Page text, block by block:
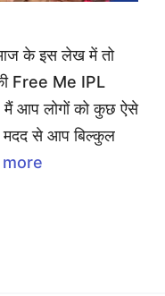
आज के इस लेख में तो
Free Me IPL
आप लोगों को कुछ ऐसे
मदद से आप बिल्कुल
more